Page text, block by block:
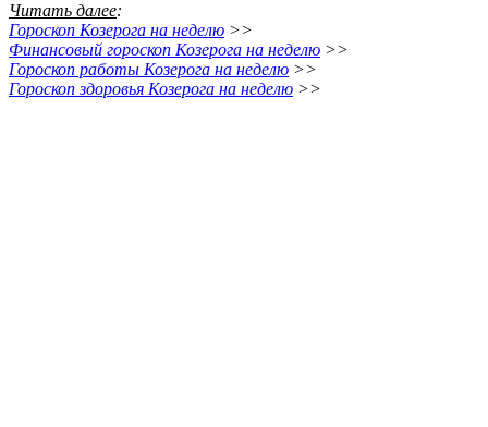
Читать далее:
Гороскоп Козерога на неделю >>
Финансовый гороскоп Козерога на неделю >>
Гороскоп работы Козерога на неделю >>
Гороскоп здоровья Козерога на неделю >>